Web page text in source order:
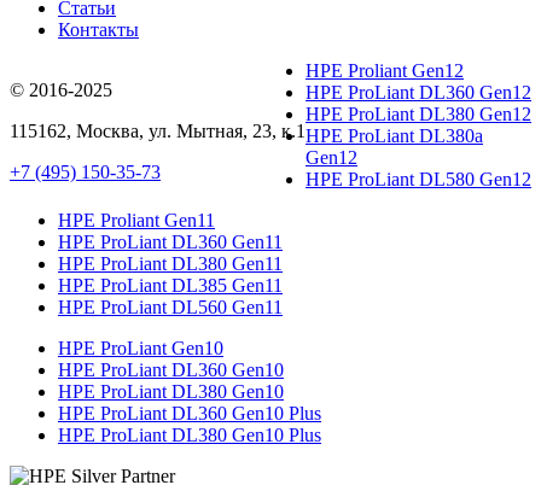
Статьи
Контакты
© 2016-2025
115162, Москва, ул. Мытная, 23, к.1
+7 (495) 150-35-73
HPE Proliant Gen12
HPE ProLiant DL360 Gen12
HPE ProLiant DL380 Gen12
HPE ProLiant DL380a
Gen12
HPE ProLiant DL580 Gen12
HPE Proliant Gen11
HPE ProLiant DL360 Gen11
HPE ProLiant DL380 Gen11
HPE ProLiant DL385 Gen11
HPE ProLiant DL560 Gen11
HPE ProLiant Gen10
HPE ProLiant DL360 Gen10
HPE ProLiant DL380 Gen10
HPE ProLiant DL360 Gen10 Plus
HPE ProLiant DL380 Gen10 Plus